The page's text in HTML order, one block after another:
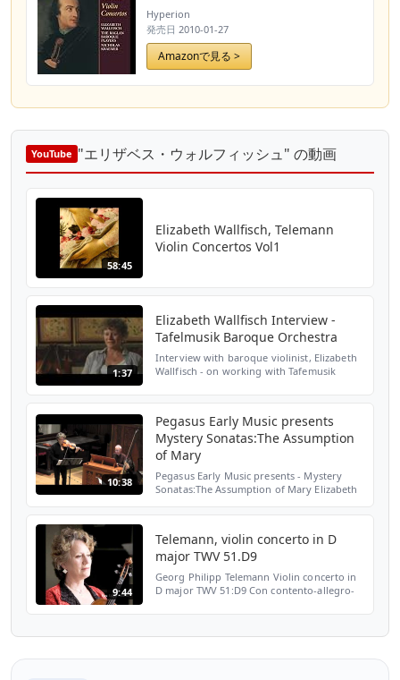
Hyperion
発売日 2010-01-27
Amazonで見る >
YouTube "エリザベス・ウォルフィッシュ" の動画
58:45
Elizabeth Wallfisch, Telemann
Violin Concertos Vol1
1:37
Elizabeth Wallfisch Interview -
Tafelmusik Baroque Orchestra
Interview with baroque violinist, Elizabeth
Wallfisch - on working with Tafemusik
10:38
Pegasus Early Music presents
Mystery Sonatas:The Assumption
of Mary
Pegasus Early Music presents - Mystery
Sonatas:The Assumption of Mary Elizabeth
9:44
Telemann, violin concerto in D
major TWV 51.D9
Georg Philipp Telemann Violin concerto in
D major TWV 51:D9 Con contento-allegro-